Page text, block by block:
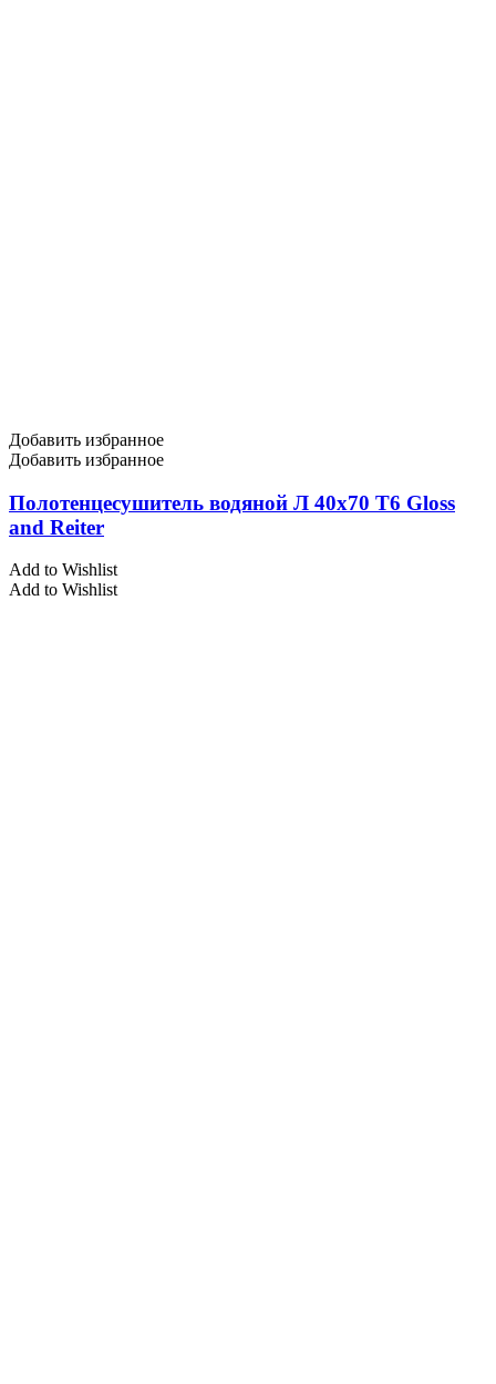
Добавить избранное
Добавить избранное
Полотенцесушитель водяной Л 40х70 Т6 Gloss
and Reiter
Add to Wishlist
Add to Wishlist